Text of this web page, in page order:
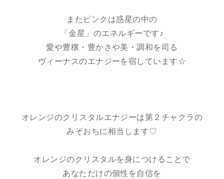
またピンクは惑星の中の
「金星」のエネルギーです♪
愛や豊穣・豊かさや美・調和を司る
ヴィーナスのエナジーを宿しています☆
オレンジのクリスタルエナジーは第２チャクラの
みぞおちに相当します♡
オレンジのクリスタルを身につけることで
あなただけの個性を自信を